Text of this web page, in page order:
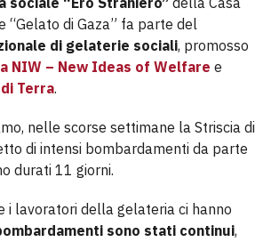
“Gelato di Gaza” fa parte del
di gelaterie sociali, promosso
NIW – New Ideas of Welfare e
Terra.
nelle scorse settimane la Striscia di
di intensi bombardamenti da parte
durati 11 giorni.
i lavoratori della gelateria ci hanno
sono stati continui,